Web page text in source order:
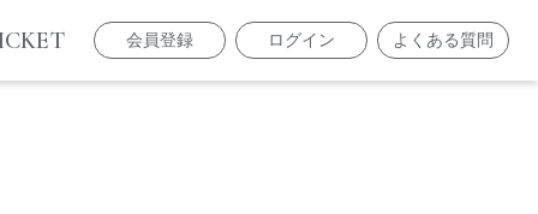
会員登録 ログイン よくある質問